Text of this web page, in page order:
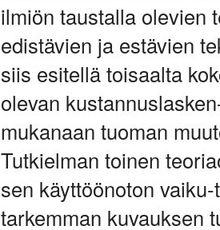
ilmiön taustalla olevien
edistävien ja estävien
siis esitellä toisaalta
olevan
mukanaan tuoman
Tutkielman toinen
sen käyttöönoton
tarkemman kuvauksen